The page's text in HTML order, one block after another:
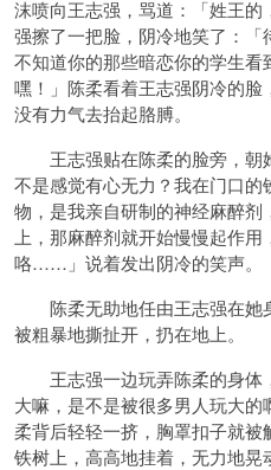
沫喷向王志强，骂道：「姓王
强擦了一把脸，阴冷地笑了：
不知道你的那些暗恋你的学生
嘿！」陈柔看着王志强阴冷的
没有力气去抬起胳膊。
王志强贴在陈柔的脸旁，朝
不是感觉有心无力？我在门口
物，是我亲自研制的神经麻醉
上，那麻醉剂就开始慢慢起作
咯……」说着发出阴冷的笑声。
陈柔无助地任由王志强在她
被粗暴地撕扯开，扔在地上。
王志强一边玩弄陈柔的身体
大嘛，是不是被很多男人玩大
柔背后轻轻一挤，胸罩扣子就
铁树上，高高地挂着，无力地晃